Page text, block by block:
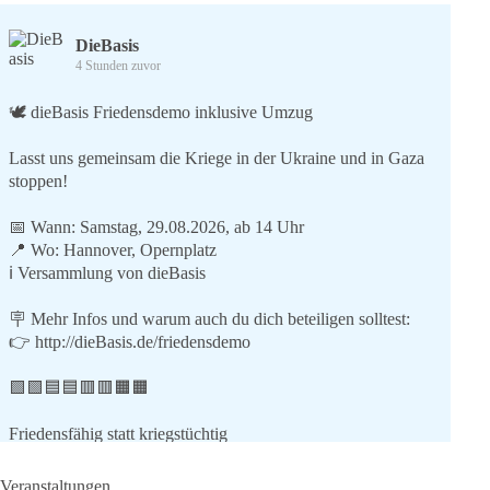
DieBasis
4 Stunden zuvor
🕊 dieBasis Friedensdemo inklusive Umzug
Lasst uns gemeinsam die Kriege in der Ukraine und in Gaza
stoppen!
📅 Wann: Samstag, 29.08.2026, ab 14 Uhr
📍 Wo: Hannover, Opernplatz
ℹ️ Versammlung von dieBasis
🪧 Mehr Infos und warum auch du dich beteiligen solltest:
👉 http://dieBasis.de/friedensdemo
🟩🟩🟦🟦🟥🟥🟧🟧
Friedensfähig statt kriegstüchtig
Wir stehen für